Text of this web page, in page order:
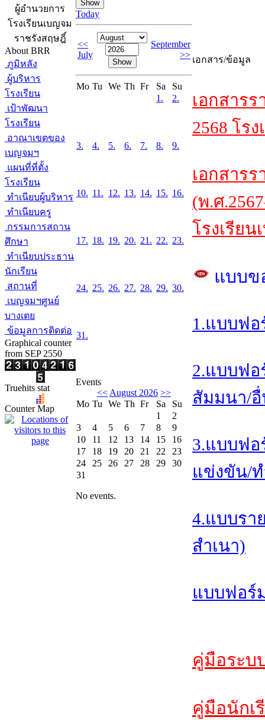
ผู้อำนวยการ
โรงเรียนเบญจม
ราชรังสฤษฎิ์
About BRR
ภูมิหลัง
ผู้บริหาร
โรงเรียน
เป้าพัฒนา
โรงเรียน
อาณาเขตของ
เบญจมฯ
แผนที่ที่ตั้ง
โรงเรียน
ทำเนียบผู้บริหาร
ทำเนียบครู
กรรมการสถาน
ศึกษา
ทำเนียบประธาน
นักเรียน
สถานที่
เบญจมฯศูนย์
บางเตย
ข้อมูลการติดต่อ
Graphical counter
from SEP 2550
Truehits stat
Counter Map
Today
<<
July
September
>>
Mo Tu We Th Fr Sa
Su
1.
2.
3. 4. 5. 6. 7. 8. 9.
10. 11. 12. 13. 14. 15. 16.
17. 18. 19. 20. 21. 22. 23.
24. 25. 26. 27. 28. 29. 30.
31.
Events
<< August 2026 >>
Mo Tu We Th Fr Sa
Su
1
2
3
4 5 6 7 8
9
10
11 12 13 14 15
16
17
18 19 20 21 22
23
24
25 26 27 28 29
30
31
No events.
เอกสาร/ข้อมูล
เอกสาร
2568 โร
เอกสาร
(พ.ศ
โรงเรีย
แบบข
1.แบบฟ
2.แบบฟ
สัมมนา/
3.แบบฟอ
แข่งขัน/
4.แบบรา
สำเนา)
แบบฟอร์
คู่มือระบ
คู่มือนักเ